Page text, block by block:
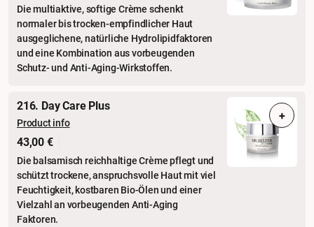
Die multiaktive, softige Crème schenkt
normaler bis trocken-empfindlicher Haut
ausgeglichene, natürliche Hydrolipidfaktoren
und eine Kombination aus vorbeugenden
Schutz- und Anti-Aging-Wirkstoffen.
216. Day Care Plus
Product info
43,00 €
Die balsamisch reichhaltige Crème pflegt und
schützt trockene, anspruchsvolle Haut mit viel
Feuchtigkeit, kostbaren Bio-Ölen und einer
Vielzahl an vorbeugenden Anti-Aging
Faktoren.
+